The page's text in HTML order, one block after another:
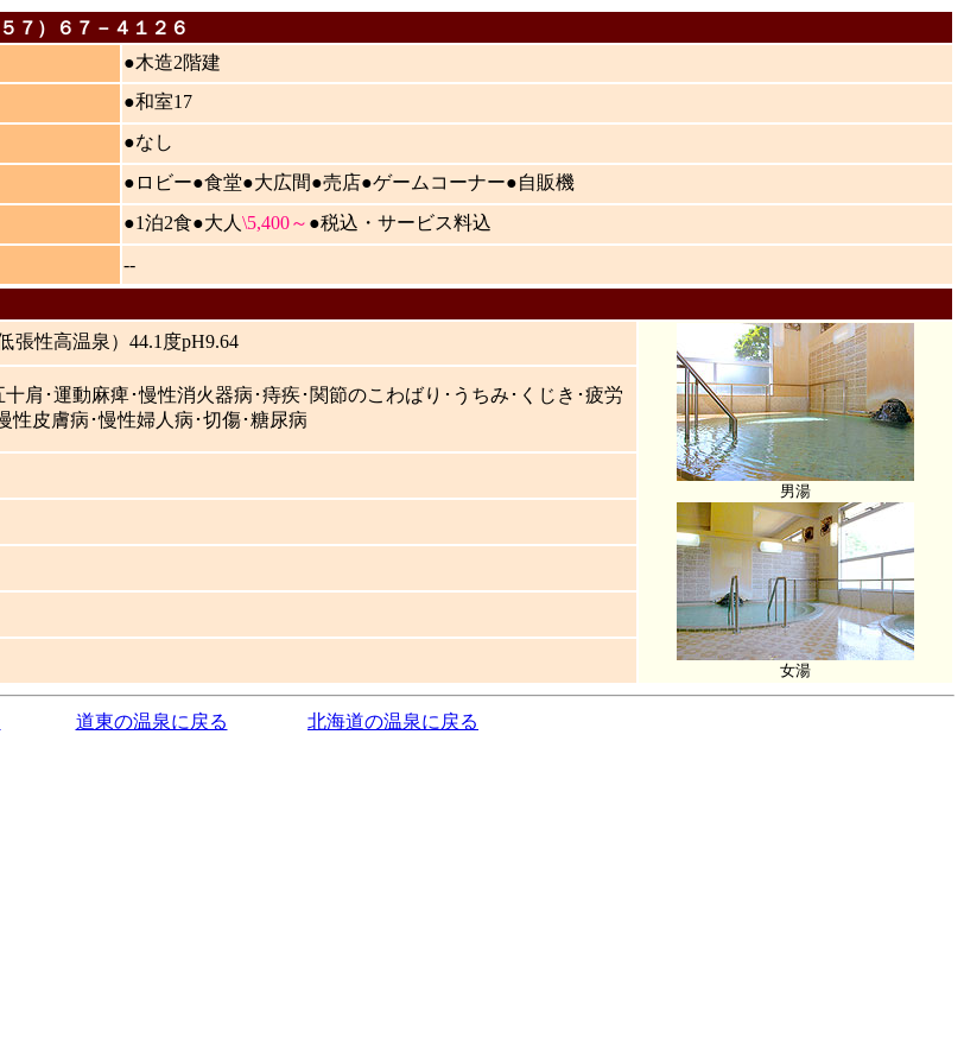
５７）６７－４１２６
●木造2階建
●和室17
●なし
●ロビー●食堂●大広間●売店●ゲームコーナー●自販機
●1泊2食●大人 \5,400～ ●税込・サービス料込
--
張性高温泉）44.1度pH9.64
男湯
女湯
肩･運動麻痺･慢性消火器病･痔疾･関節のこわばり･うちみ･くじき･疲労
性皮膚病･慢性婦人病･切傷･糖尿病
道東の温泉に戻る 北海道の温泉に戻る